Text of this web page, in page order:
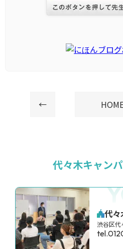
←
代々木キャン
代々
渋谷区